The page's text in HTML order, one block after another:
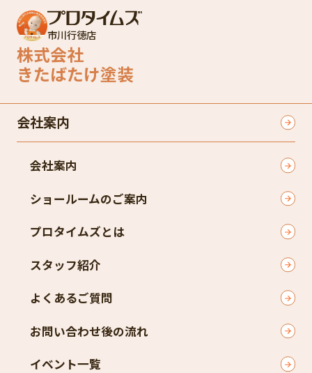
市川行徳店
株式会社
きたばたけ塗装
会社案内
会社案内
ショールームのご案内
プロタイムズとは
スタッフ紹介
よくあるご質問
お問い合わせ後の流れ
イベント一覧